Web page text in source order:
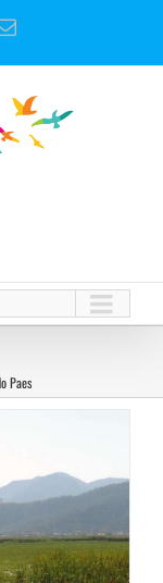
E-
Paes